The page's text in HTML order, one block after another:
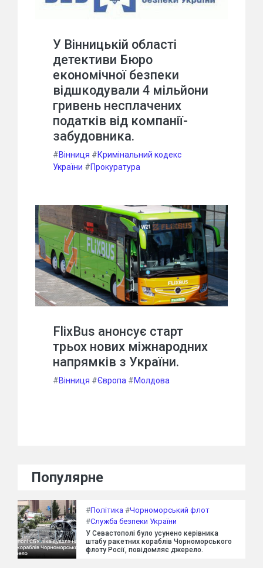
У Вінницькій області
детективи Бюро
економічної безпеки
відшкодували 4 мільйони
гривень несплачених
податків від компанії-
забудовника.
#Вінниця #Кримінальний кодекс
України #Прокуратура
FlixBus анонсує старт
трьох нових міжнародних
напрямків з України.
#Вінниця #Європа #Молдова
Популярне
#Політика #Чорноморський флот
#Служба безпеки України
У Севастополі було усунено керівника
штабу ракетних кораблів Чорноморського
флоту Росії, повідомляє джерело.